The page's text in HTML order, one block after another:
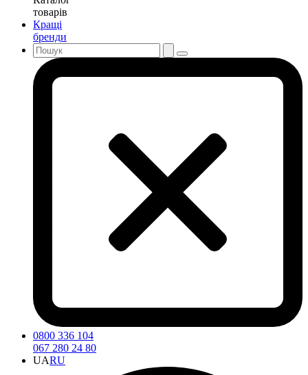
товарів
Кращі
бренди
0800 336 104
067 280 24 80
UARU